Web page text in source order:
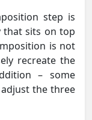
step is
sits on top
is not
recreate the
– some
the three